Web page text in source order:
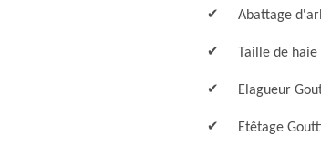
Abattage
Taille de
Elagueur
Etêtage